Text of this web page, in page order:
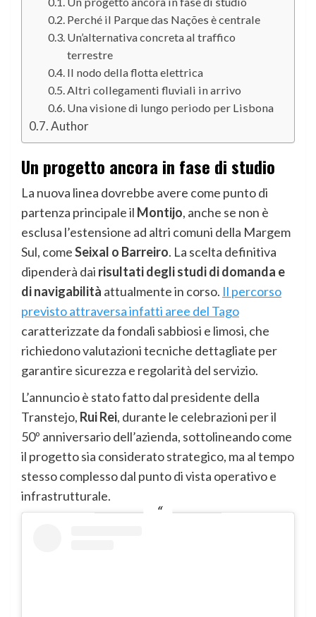
Perché il Parque das Nações è centrale
Un’alternativa concreta al traffico
terrestre
Il nodo della flotta elettrica
Altri collegamenti fluviali in arrivo
Una visione di lungo periodo per Lisbona
Author
Un progetto ancora in fase di studio
La nuova linea dovrebbe avere come punto di
partenza principale il Montijo, anche se non è
esclusa l’estensione ad altri comuni della Margem
Sul, comeSeixal o Barreiro. La scelta definitiva
dipenderà dai risultati degli studi di domanda e
di navigabilità attualmente in corso. Il percorso
previsto attraversa infatti aree del Tago
caratterizzate da fondali sabbiosi e limosi, che
richiedono valutazioni tecniche dettagliate per
garantire sicurezza e regolarità del servizio.
L’annuncio è stato fatto dal presidente della
Transtejo, Rui Rei, durante le celebrazioni per il
50º anniversario dell’azienda, sottolineando come
il progetto sia considerato strategico, ma al tempo
stesso complesso dal punto di vista operativo e
infrastrutturale.